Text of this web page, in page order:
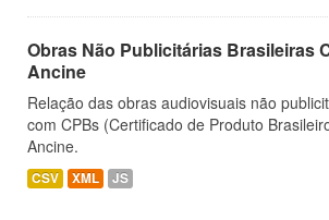
Obras Não Publicitárias Brasileiras
Ancine
Relação das obras audiovisuais não
com CPBs (Certificado de Produto
Ancine.
CSV XML JS